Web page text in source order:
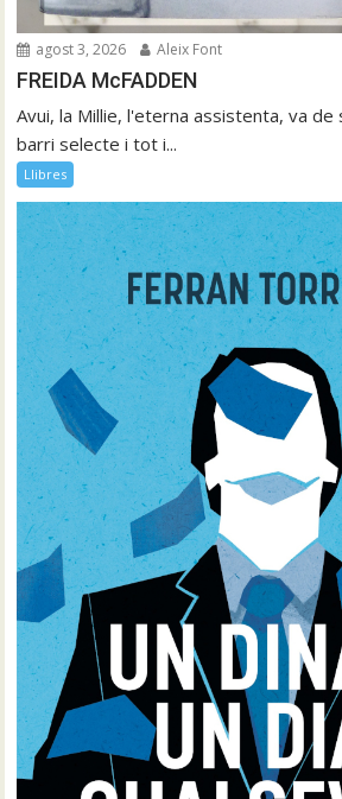
agost 3, 2026 Aleix Font
FREIDA McFADDEN
Avui, la Millie, l'eterna assistenta, va de
barri selecte i tot i...
Llibres